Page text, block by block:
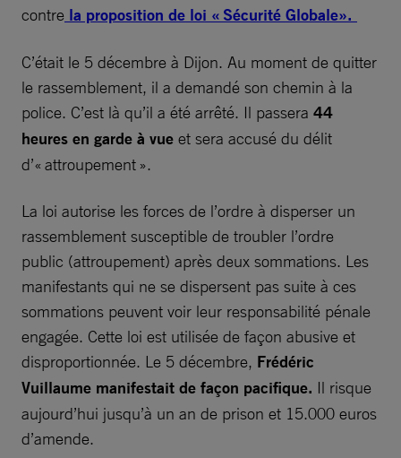
contre la proposition de loi « Sécurité Globale».
C’était le 5 décembre à Dijon. Au moment de quitter
le rassemblement, il a demandé son chemin à la
police. C’est là qu’il a été arrêté. Il passera 44
heures en garde à vue et sera accusé du délit
d’« attroupement ».
La loi autorise les forces de l’ordre à disperser un
rassemblement susceptible de troubler l’ordre
public (attroupement) après deux sommations. Les
manifestants qui ne se dispersent pas suite à ces
sommations peuvent voir leur responsabilité pénale
engagée. Cette loi est utilisée de façon abusive et
disproportionnée. Le 5 décembre, Frédéric
Vuillaume manifestait de façon pacifique. Il risque
aujourd’hui jusqu’à un an de prison et 15.000 euros
d’amende.